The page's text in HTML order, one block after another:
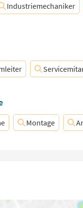
Industriemechaniker
Montage